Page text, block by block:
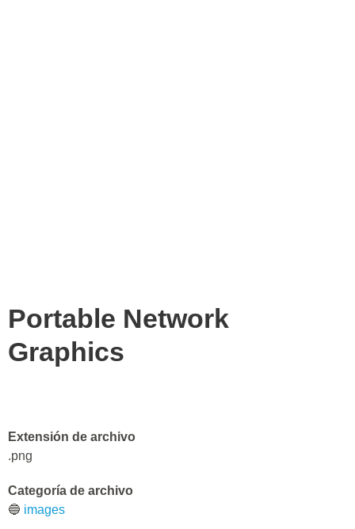
Portable Network
Graphics
Extensión de archivo
.png
Categoría de archivo
🔵 images